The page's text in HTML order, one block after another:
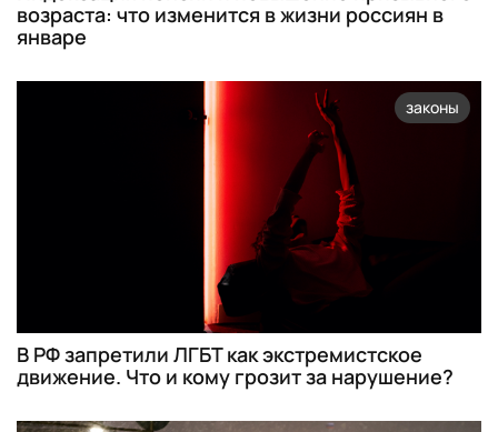
возраста: что изменится в жизни россиян в
январе
законы
В РФ запретили ЛГБТ как экстремистское
движение. Что и кому грозит за нарушение?